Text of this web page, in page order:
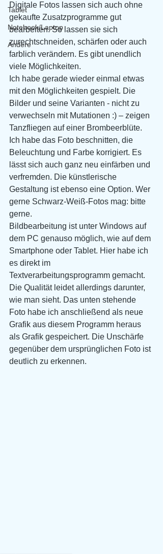
Tablet
Notebook/Laptop
Andere
Digitale Fotos lassen sich auch ohne
gekaufte Zusatzprogramme gut
bearbeiten. So lassen sie sich
zurechtschneiden, schärfen oder auch
farblich verändern. Es gibt unendlich
viele Möglichkeiten.
Ich habe gerade wieder einmal etwas
mit den Möglichkeiten gespielt. Die
Bilder und seine Varianten - nicht zu
verwechseln mit Mutationen :) – zeigen
Tanzfliegen auf einer Brombeerblüte.
Ich habe das Foto beschnitten, die
Beleuchtung und Farbe korrigiert. Es
lässt sich auch ganz neu einfärben und
verfremden. Die künstlerische
Gestaltung ist ebenso eine Option. Wer
gerne Schwarz-Weiß-Fotos mag: bitte
gerne.
Bildbearbeitung ist unter Windows auf
dem PC genauso möglich, wie auf dem
Smartphone oder Tablet. Hier habe ich
es direkt im
Textverarbeitungsprogramm gemacht.
Die Qualität leidet allerdings darunter,
wie man sieht. Das unten stehende
Foto habe ich anschließend als neue
Grafik aus diesem Programm heraus
als Grafik gespeichert. Die Unschärfe
gegenüber dem ursprünglichen Foto ist
deutlich zu erkennen.